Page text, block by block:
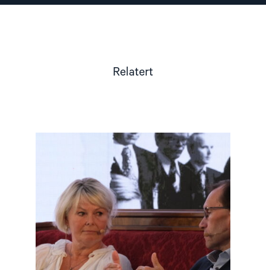
Relatert
Read
article
"Møt
Helsingforskomiteen
på
Arendalsuka
2026"